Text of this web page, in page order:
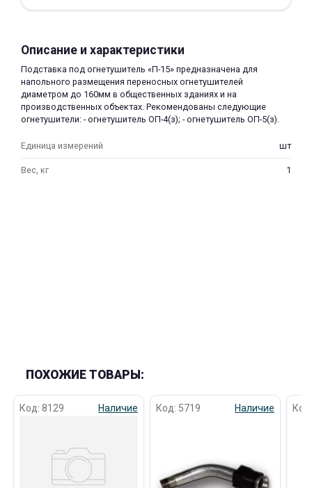
Описание и характеристики
Подставка под огнетушитель «П-15» предназначена для
напольного размещения переносных огнетушителей
диаметром до 160мм в общественных зданиях и на
производственных объектах. Рекомендованы следующие
огнетушители: - огнетушитель ОП-4(з); - огнетушитель ОП-5(з).
Единица измерений шт
Вес, кг 1
ПОХОЖИЕ ТОВАРЫ:
Код: 8129 Наличие Код: 5719 Наличие